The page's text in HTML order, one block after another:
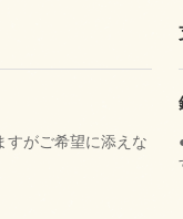
すがご希望に添えな